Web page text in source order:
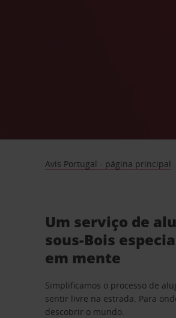
Avis Portugal - página principal
Um serviço de
sous-Bois
em mente
Simplificamos o processo de
sentir livre na estrada. Para
descobrir o mundo.